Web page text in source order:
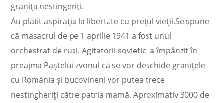
graniţa nestingeriţi.
Au plătit aspiraţia la libertate cu preţul vieţii.Se spune
că masacrul de pe 1 aprilie 1941 a fost unul
orchestrat de ruşi. Agitatorii sovietici a împânzit în
preajma Paştelui zvonul că se vor deschide graniţele
cu România şi bucovineni vor putea trece
nestingheriţi către patria mamă. Aproximativ 3000 de